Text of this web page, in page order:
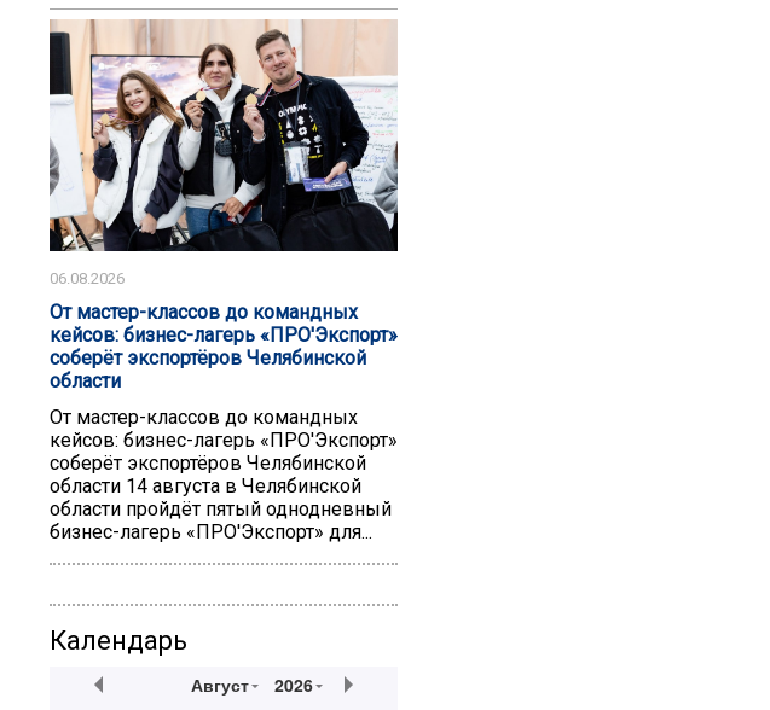
06.08.2026
От мастер-классов до командных
кейсов: бизнес-лагерь «ПРO'Экспорт»
соберёт экспортёров Челябинской
области
От мастер-классов до командных
кейсов: бизнес-лагерь «ПРO'Экспорт»
соберёт экспортёров Челябинской
области 14 августа в Челябинской
области пройдёт пятый однодневный
бизнес-лагерь «ПРO'Экспорт» для...
Календарь
Август 2026